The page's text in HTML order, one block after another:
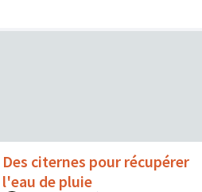
Des citernes pour récupérer
l'eau de pluie